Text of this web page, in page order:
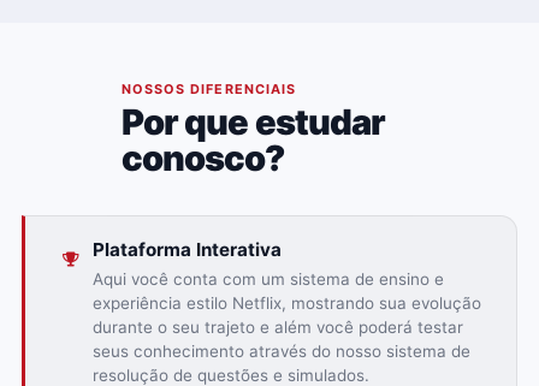
NOSSOS DIFERENCIAIS
Por que estudar
conosco?
Plataforma Interativa
Aqui você conta com um sistema de ensino e
experiência estilo Netflix, mostrando sua evolução
durante o seu trajeto e além você poderá testar
seus conhecimento através do nosso sistema de
resolução de questões e simulados.